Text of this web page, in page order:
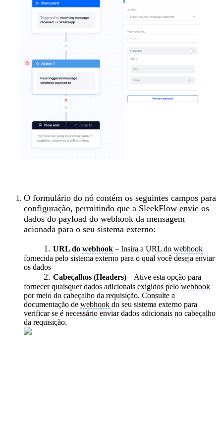
O formulário do nó contém os seguintes campos para
configuração, permitindo que a SleekFlow envie os
dados do payload do webhook da mensagem
acionada para o seu sistema externo:
1. URL do webhook – Insira a URL do webhook
fornecida pelo sistema externo para o qual você deseja enviar
os dados
2. Cabeçalhos (Headers) – Ative esta opção para
fornecer quaisquer dados adicionais exigidos pelo webhook
por meio do cabeçalho da requisição. Consulte a
documentação de webhook do seu sistema externo para
verificar se é necessário enviar dados adicionais no cabeçalho
da requisição.